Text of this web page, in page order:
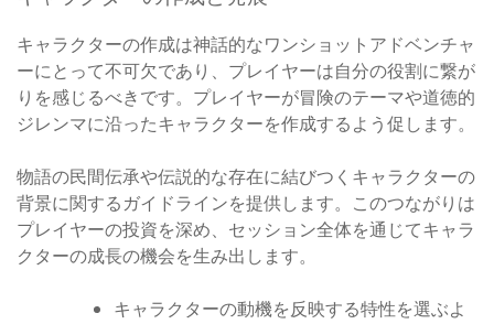
キャラクターの作成は神話的なワンショットアドベンチャ
ーにとって不可欠であり、プレイヤーは自分の役割に繋が
りを感じるべきです。プレイヤーが冒険のテーマや道徳的
ジレンマに沿ったキャラクターを作成するよう促します。
物語の民間伝承や伝説的な存在に結びつくキャラクターの
背景に関するガイドラインを提供します。このつながりは
プレイヤーの投資を深め、セッション全体を通じてキャラ
クターの成長の機会を生み出します。
キャラクターの動機を反映する特性を選ぶよ